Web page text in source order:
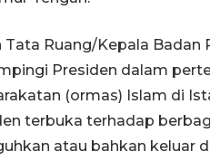
Ruang/Kepala Badan
Presiden dalam
(ormas) Islam di
terbuka terhadap
atau bahkan keluar